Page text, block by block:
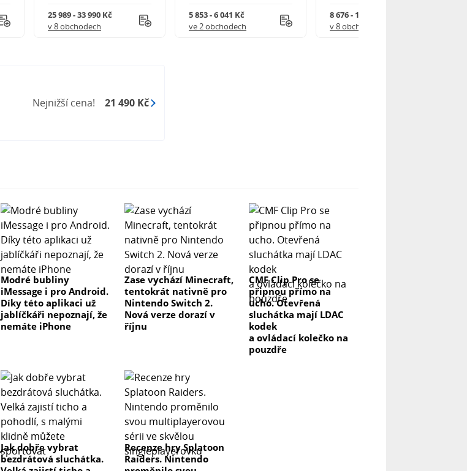
25 989 - 33 990 Kč
v 8 obchodech
5 853 - 6 041 Kč
ve 2 obchodech
8 676 - 12 990 Kč
v 8 obchodech
Nejnižší cena! 21 490 Kč
Modré bubliny
iMessage i pro Android.
Díky této aplikaci už
jablíčkáři nepoznají, že
nemáte iPhone
Zase vychází Minecraft,
tentokrát nativně pro
Nintendo Switch 2.
Nová verze dorazí v
říjnu
CMF Clip Pro se
připnou přímo na
ucho. Otevřená
sluchátka mají LDAC
kodek
a ovládací kolečko na
pouzdře
Jak dobře vybrat
bezdrátová sluchátka.
Recenze hry Splatoon
Raiders. Nintendo